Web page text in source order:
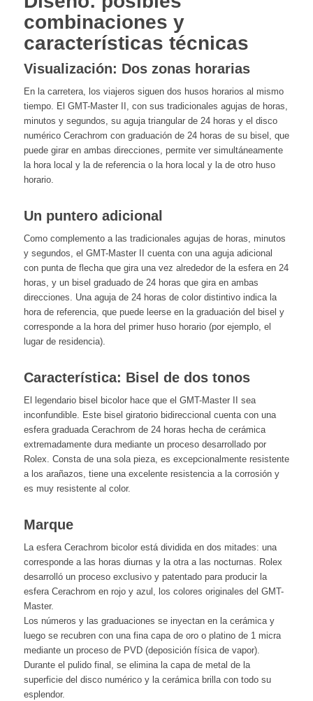
combinaciones y
características técnicas
Visualización: Dos zonas horarias
En la carretera, los viajeros siguen dos husos horarios al mismo
tiempo. El GMT-Master II, con sus tradicionales agujas de horas,
minutos y segundos, su aguja triangular de 24 horas y el disco
numérico Cerachrom con graduación de 24 horas de su bisel, que
puede girar en ambas direcciones, permite ver simultáneamente
la hora local y la de referencia o la hora local y la de otro huso
horario.
Un puntero adicional
Como complemento a las tradicionales agujas de horas, minutos
y segundos, el GMT-Master II cuenta con una aguja adicional
con punta de flecha que gira una vez alrededor de la esfera en 24
horas, y un bisel graduado de 24 horas que gira en ambas
direcciones. Una aguja de 24 horas de color distintivo indica la
hora de referencia, que puede leerse en la graduación del bisel y
corresponde a la hora del primer huso horario (por ejemplo, el
lugar de residencia).
Característica: Bisel de dos tonos
El legendario bisel bicolor hace que el GMT-Master II sea
inconfundible. Este bisel giratorio bidireccional cuenta con una
esfera graduada Cerachrom de 24 horas hecha de cerámica
extremadamente dura mediante un proceso desarrollado por
Rolex. Consta de una sola pieza, es excepcionalmente resistente
a los arañazos, tiene una excelente resistencia a la corrosión y
es muy resistente al color.
Marque
La esfera Cerachrom bicolor está dividida en dos mitades: una
corresponde a las horas diurnas y la otra a las nocturnas. Rolex
desarrolló un proceso exclusivo y patentado para producir la
esfera Cerachrom en rojo y azul, los colores originales del GMT-
Master.
Los números y las graduaciones se inyectan en la cerámica y
luego se recubren con una fina capa de oro o platino de 1 micra
mediante un proceso de PVD (deposición física de vapor).
Durante el pulido final, se elimina la capa de metal de la
superficie del disco numérico y la cerámica brilla con todo su
esplendor.